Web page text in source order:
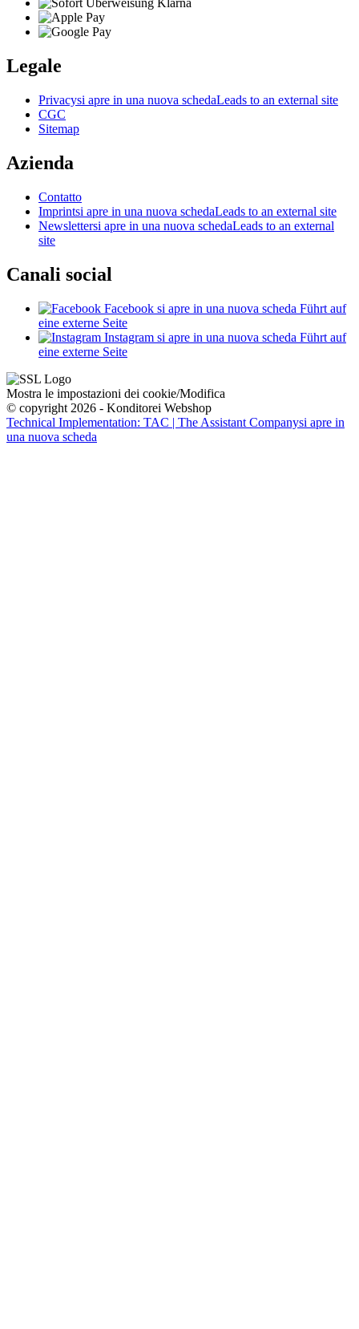
Legale
Privacysi apre in una nuova schedaLeads to an external site
CGC
Sitemap
Azienda
Contatto
Imprintsi apre in una nuova schedaLeads to an external site
Newslettersi apre in una nuova schedaLeads to an external
site
Canali social
Facebook si apre in una nuova scheda Führt auf
eine externe Seite
Instagram si apre in una nuova scheda Führt auf
eine externe Seite
Mostra le impostazioni dei cookie/Modifica
© copyright 2026 - Konditorei Webshop
Technical Implementation: TAC | The Assistant Companysi apre in
una nuova scheda